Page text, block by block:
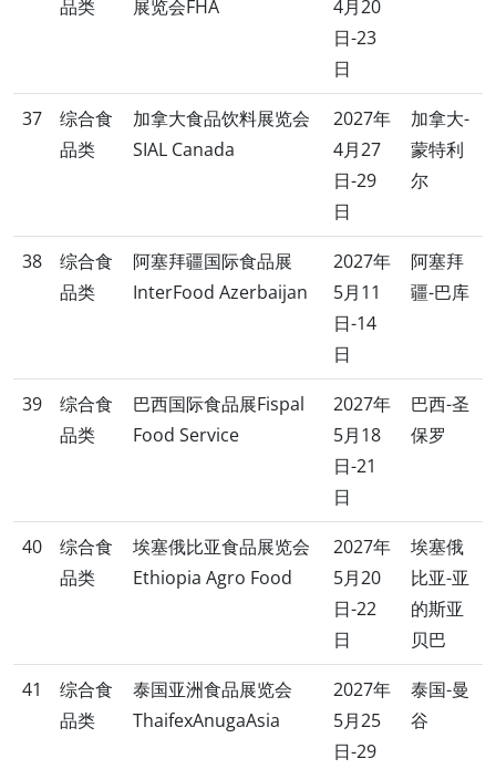
品类 展览会FHA
4月20
日-23
日
37
综合食
品类
加拿大食品饮料展览会
SIAL Canada
2027年
4月27
日-29
日
加拿大-
蒙特利
尔
38
综合食
品类
阿塞拜疆国际食品展
InterFood Azerbaijan
2027年
5月11
日-14
日
阿塞拜
疆-巴库
39
综合食
品类
巴西国际食品展Fispal
Food Service
2027年
5月18
日-21
日
巴西-圣
保罗
40
综合食
品类
埃塞俄比亚食品展览会
Ethiopia Agro Food
2027年
5月20
日-22
日
埃塞俄
比亚-亚
的斯亚
贝巴
41
综合食
品类
泰国亚洲食品展览会
ThaifexAnugaAsia
2027年
5月25
日-29
泰国-曼
谷